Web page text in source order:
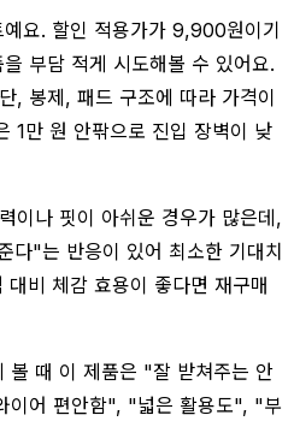
요. 할인 적용가가 9,900원이기
부담 적게 시도해볼 수 있어요.
, 봉제, 패드 구조에 따라 가격이
1만 원 안팎으로 진입 장벽이 낮
이나 핏이 아쉬운 경우가 많은데,
다"는 반응이 있어 최소한 기대치
비 체감 효용이 좋다면 재구매
볼 때 이 제품은 "잘 받쳐주는 안
이어 편안함", "넓은 활용도", "부